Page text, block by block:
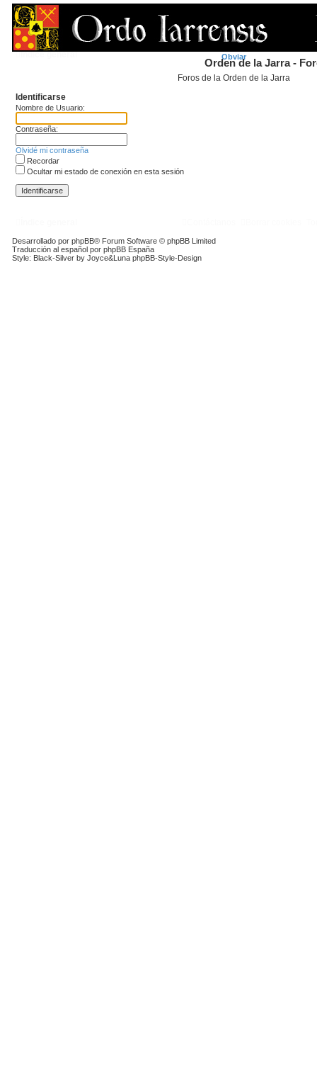
Obviar
FAQ
Índice general
Orden de la Jarra -
Foros de la Orden de la Jarra
Identificarse
Nombre de Usuario:
Contraseña:
Olvidé mi contraseña
Recordar
Ocultar mi estado de conexión en esta sesión
Desarrollado por phpBB® Forum Software © phpBB Limited
Traducción al español por phpBB España
Style: Black-Silver by Joyce&Luna phpBB-Style-Design